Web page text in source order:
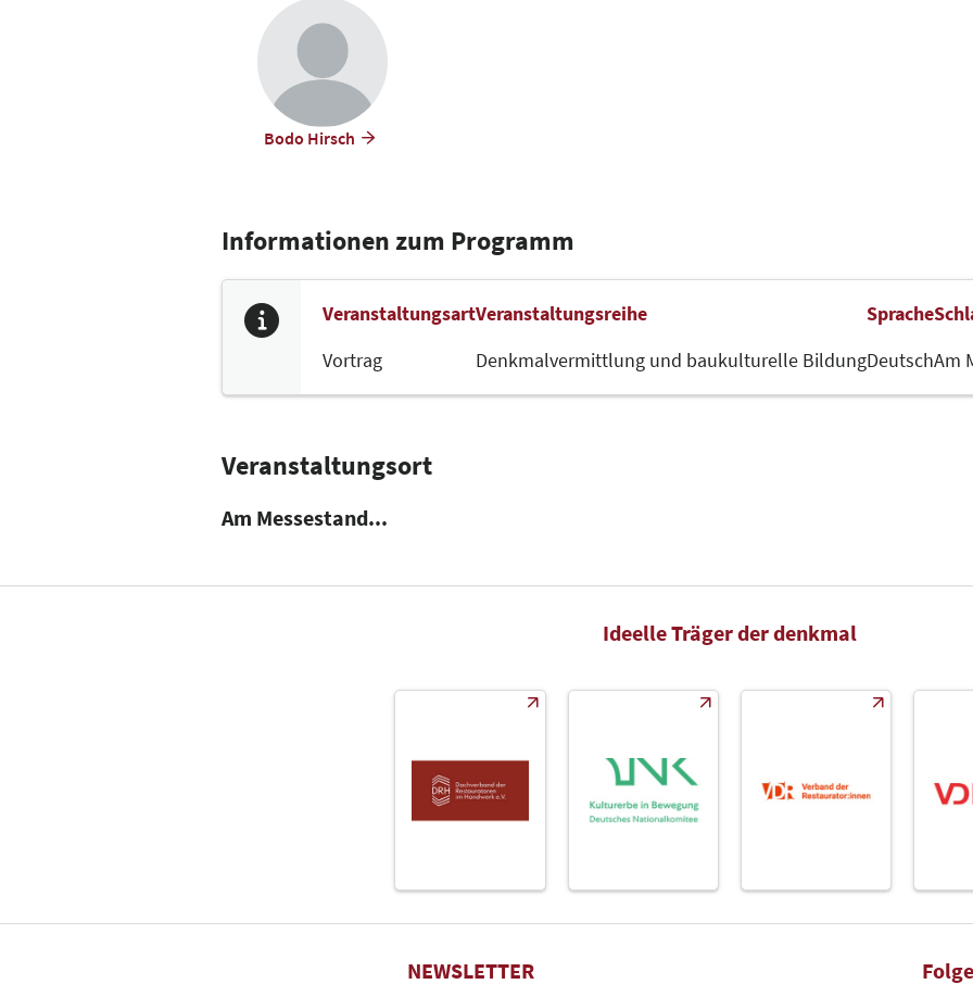
Bodo Hirsch
Informationen zum Programm
Veranstaltungsart
Vortrag
Veranstaltungsreihe
Denkmalvermittlung und baukulturelle Bildung
Sprache
DeutschAm
Veranstaltungsort
Am Messestand...
Ideelle Träger der denkmal
NEWSLETTER